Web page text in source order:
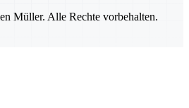
Müller. Alle Rechte vorbehalten.